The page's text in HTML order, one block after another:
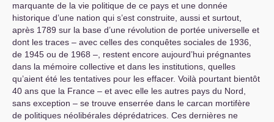
marquante de la vie politique de ce pays et une donnée
historique d’une nation qui s’est construite, aussi et surtout,
après 1789 sur la base d’une révolution de portée universelle et
dont les traces – avec celles des conquêtes sociales de 1936,
de 1945 ou de 1968 –, restent encore aujourd’hui prégnantes
dans la mémoire collective et dans les institutions, quelles
qu’aient été les tentatives pour les effacer. Voilà pourtant bientôt
40 ans que la France – et avec elle les autres pays du Nord,
sans exception – se trouve enserrée dans le carcan mortifère
de politiques néolibérales déprédatrices. Ces dernières ne